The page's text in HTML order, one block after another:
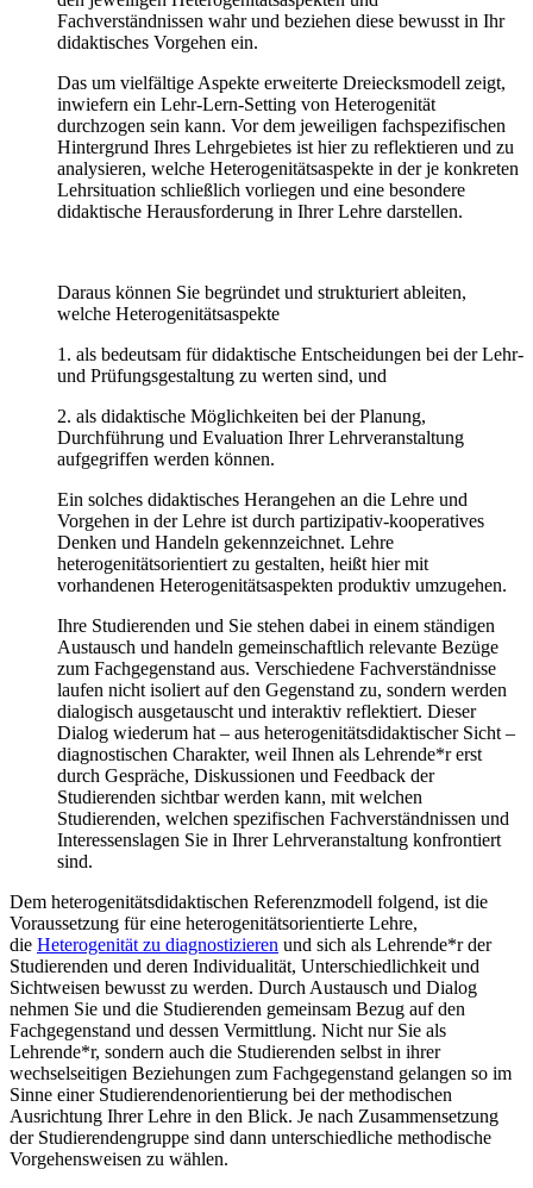
Fachverständnissen wahr und beziehen diese bewusst in Ihr
didaktisches Vorgehen ein.
Das um vielfältige Aspekte erweiterte Dreiecksmodell zeigt,
inwiefern ein Lehr-Lern-Setting von Heterogenität
durchzogen sein kann. Vor dem jeweiligen fachspezifischen
Hintergrund Ihres Lehrgebietes ist hier zu reflektieren und zu
analysieren, welche Heterogenitätsaspekte in der je konkreten
Lehrsituation schließlich vorliegen und eine besondere
didaktische Herausforderung in Ihrer Lehre darstellen.
Daraus können Sie begründet und strukturiert ableiten,
welche Heterogenitätsaspekte
1. als bedeutsam für didaktische Entscheidungen bei der Lehr-
und Prüfungsgestaltung zu werten sind, und
2. als didaktische Möglichkeiten bei der Planung,
Durchführung und Evaluation Ihrer Lehrveranstaltung
aufgegriffen werden können.
Ein solches didaktisches Herangehen an die Lehre und
Vorgehen in der Lehre ist durch partizipativ-kooperatives
Denken und Handeln gekennzeichnet. Lehre
heterogenitätsorientiert zu gestalten, heißt hier mit
vorhandenen Heterogenitätsaspekten produktiv umzugehen.
Ihre Studierenden und Sie stehen dabei in einem ständigen
Austausch und handeln gemeinschaftlich relevante Bezüge
zum Fachgegenstand aus. Verschiedene Fachverständnisse
laufen nicht isoliert auf den Gegenstand zu, sondern werden
dialogisch ausgetauscht und interaktiv reflektiert. Dieser
Dialog wiederum hat – aus heterogenitätsdidaktischer Sicht –
diagnostischen Charakter, weil Ihnen als Lehrende*r erst
durch Gespräche, Diskussionen und Feedback der
Studierenden sichtbar werden kann, mit welchen
Studierenden, welchen spezifischen Fachverständnissen und
Interessenslagen Sie in Ihrer Lehrveranstaltung konfrontiert
sind.
Dem heterogenitätsdidaktischen Referenzmodell folgend, ist die
Voraussetzung für eine heterogenitätsorientierte Lehre,
die Heterogenität zu diagnostizieren und sich als Lehrende*r der
Studierenden und deren Individualität, Unterschiedlichkeit und
Sichtweisen bewusst zu werden. Durch Austausch und Dialog
nehmen Sie und die Studierenden gemeinsam Bezug auf den
Fachgegenstand und dessen Vermittlung. Nicht nur Sie als
Lehrende*r, sondern auch die Studierenden selbst in ihrer
wechselseitigen Beziehungen zum Fachgegenstand gelangen so im
Sinne einer Studierendenorientierung bei der methodischen
Ausrichtung Ihrer Lehre in den Blick. Je nach Zusammensetzung
der Studierendengruppe sind dann unterschiedliche methodische
Vorgehensweisen zu wählen.